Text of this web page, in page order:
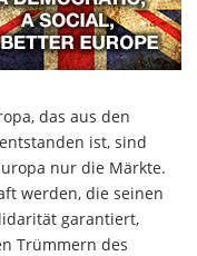
das aus den
ist, sind
nur die Märkte.
werden, die seinen
garantiert,
Trümmern des